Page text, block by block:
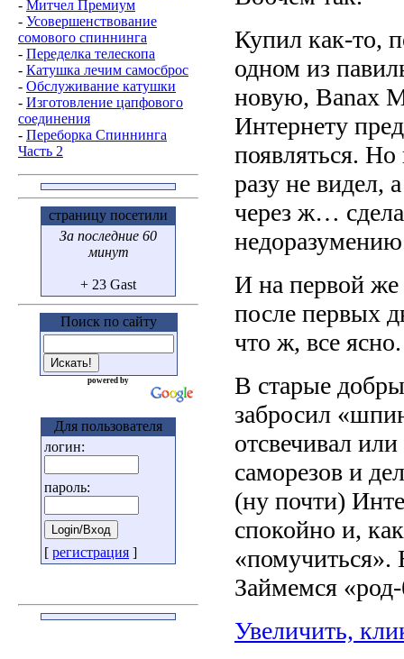
- Митчел Премиум
- Усовершенствование
сомового спиннинга
- Переделка телескопа
- Катушка лечим самосброс
- Обслуживание катушки
- Изготовление цапфового
соединения
- Переборка Спиннинга
Часть 2
страницу посетили
За последние 60
минут
+ 23 Gast
Поиск по сайту
powered by
Для пользователя
логин:
пароль:
[ регистрация ]
Купил как-то,
одном из
новую, Banax
Интернету
появляться.
разу не видел,
через ж…
И на первой же
после первых
что ж, все ясно.
В старые
забросил
отсвечивал
саморезов и
(ну почти)
спокойно и,
«помучиться».
Займемся
Увеличить,